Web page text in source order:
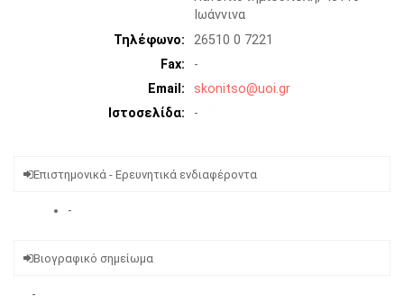
Ιωάννινα
Τηλέφωνο
26510 0 7221
Fax
-
Email
skonitso@uoi.gr
Ιστοσελίδα
-
Επιστημονικά - Ερευνητικά ενδιαφέροντα
-
Βιογραφικό σημείωμα
-